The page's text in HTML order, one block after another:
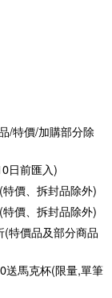
/特價/加購部分除
日前匯入)
價、拆封品除外)
價、拆封品除外)
(特價品及部分商品
送馬克杯(限量,單筆